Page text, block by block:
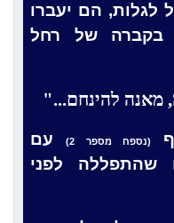
לגלות, הם יעברו
בקברה של רחל
מאנה להינחם..."
(נספח מספר 2)
עם
שהתפללה לפני